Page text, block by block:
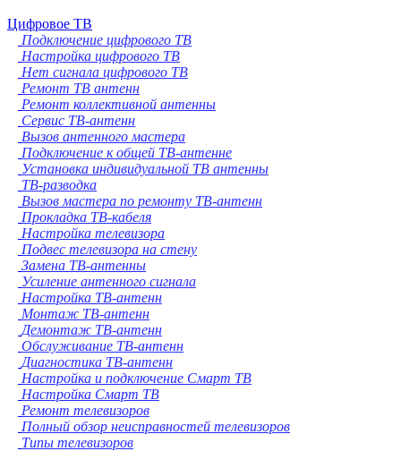
Цифровое ТВ
Подключение цифрового ТВ
Настройка цифрового ТВ
Нет сигнала цифрового ТВ
Ремонт ТВ антенн
Ремонт коллективной антенны
Сервис ТВ-антенн
Вызов антенного мастера
Подключение к общей ТВ-антенне
Установка индивидуальной ТВ антенны
ТВ-разводка
Вызов мастера по ремонту ТВ-антенн
Прокладка ТВ-кабеля
Настройка телевизора
Подвес телевизора на стену
Замена ТВ-антенны
Усиление антенного сигнала
Настройка ТВ-антенн
Монтаж ТВ-антенн
Демонтаж ТВ-антенн
Обслуживание ТВ-антенн
Диагностика ТВ-антенн
Настройка и подключение Смарт ТВ
Настройка Смарт ТВ
Ремонт телевизоров
Полный обзор неисправностей телевизоров
Типы телевизоров